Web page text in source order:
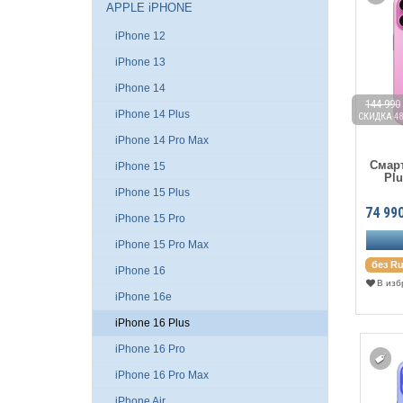
74
144 990
СКИДКА
без
В
APPLE iPHONE
iPhone 12
iPhone 13
iPhone 14
iPhone 14 Plus
iPhone 14 Pro Max
iPhone 15
iPhone 15 Plus
iPhone 15 Pro
iPhone 15 Pro Max
iPhone 16
iPhone 16e
iPhone 16 Plus
iPhone 16 Pro
iPhone 16 Pro Max